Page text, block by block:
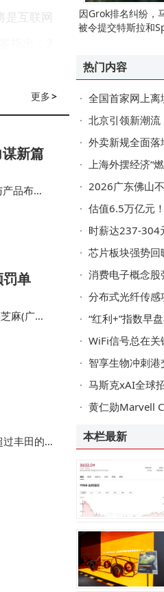
是互联网
指出，2
领域：5
机器
其千亿
部门的
更多>
新篇
品布
单
麻(广西)
丰田的
因Grok排名纠纷，
被令提交特斯拉和
热门内容
全国首家网上离境退税商
北京引领新潮流！境外旅客
外卖新规全面落地：明
上海外摆经济“燃”动初
2026广东佛山不锈钢采
估值6.5万亿元！全球
时薪达237-304元可远程！
芯片板块强势回暖，寒武纪等成分股
消费电子概念股强势走
分布式光纤传感项目选
“红利+”指数早盘小幅调
WiFi信号总在关键时刻掉链
智享生物冲刺港交所：创始
马斯克xAI全球招募“中文
黄仁勋Marvell CEO共话
本栏最新